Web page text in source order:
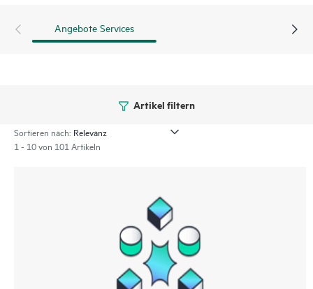
Angebote Services
Artikel filtern
Sortieren nach:
1 - 10 von 101 Artikeln